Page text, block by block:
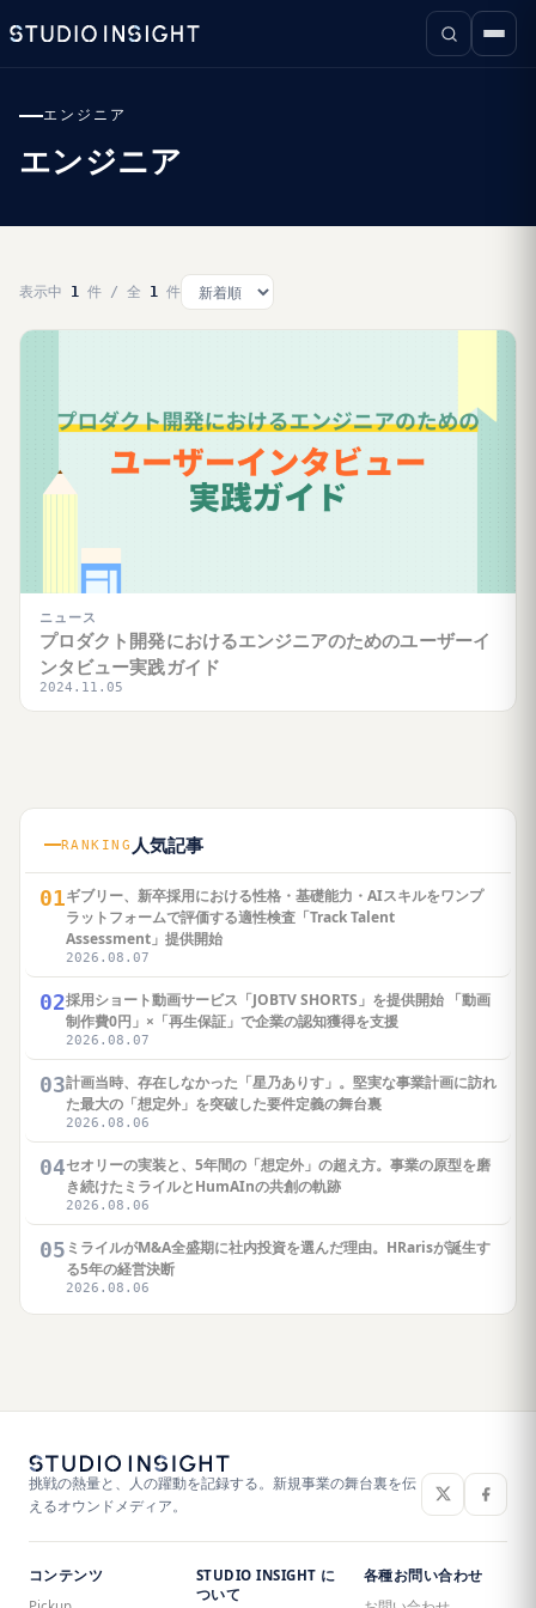
エンジニア
エンジニア
表示中 1 件 / 全 1 件
ニュース
プロダクト開発におけるエンジニアのためのユーザーイ
ンタビュー実践ガイド
2024.11.05
RANKING 人気記事
01ギブリー、新卒採用における性格・基礎能力・AIスキルをワンプ
ラットフォームで評価する適性検査「Track Talent
Assessment」提供開始
2026.08.07
02採用ショート動画サービス「JOBTV SHORTS」を提供開始 「動画
制作費0円」×「再生保証」で企業の認知獲得を支援
2026.08.07
03計画当時、存在しなかった「星乃ありす」。堅実な事業計画に訪れ
た最大の「想定外」を突破した要件定義の舞台裏
2026.08.06
04セオリーの実装と、5年間の「想定外」の超え方。事業の原型を磨
き続けたミライルとHumAInの共創の軌跡
2026.08.06
05 ミライルがM&A全盛期に社内投資を選んだ理由。HRarisが誕生す
る5年の経営決断
2026.08.06
挑戦の熱量と、人の躍動を記録する。新規事業の舞台裏を伝
えるオウンドメディア。
コンテンツ
STUDIO INSIGHT に
ついて
各種お問い合わせ